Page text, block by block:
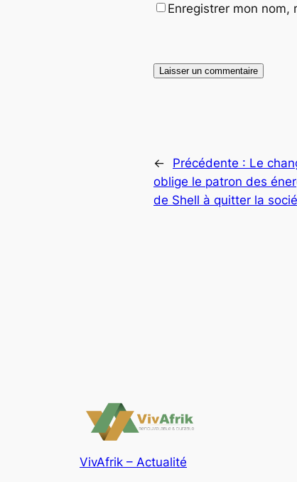
Enregistrer mon
← Précédente : Le
oblige le patron des
de Shell à quitter la
VivAfrik – Actualité